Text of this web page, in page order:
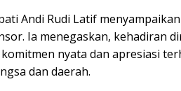
Andi Rudi Latif
Ia menegaskan, kehadiran
nyata dan apresiasi
dan daerah.